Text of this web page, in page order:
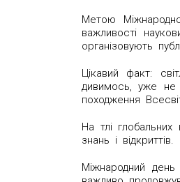
Метою
важливості
організовують
Цікавий факт:
дивимось, уже не
походження
На тлі
знань і
Міжнародний